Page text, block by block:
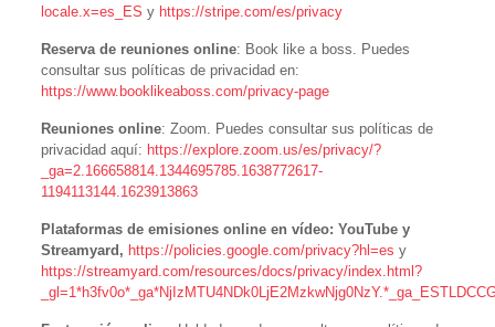
locale.x=es_ES y https://stripe.com/es/privacy
Reserva de reuniones online: Book like a boss. Puedes
consultar sus políticas de privacidad en:
https://www.booklikeaboss.com/privacy-page
Reuniones online: Zoom. Puedes consultar sus políticas de
privacidad aquí: https://explore.zoom.us/es/privacy/?
_ga=2.166658814.1344695785.1638772617-
1194113144.1623913863
Plataformas de emisiones online en vídeo: YouTube y
Streamyard, https://policies.google.com/privacy?hl=es y
https://streamyard.com/resources/docs/privacy/index.html?